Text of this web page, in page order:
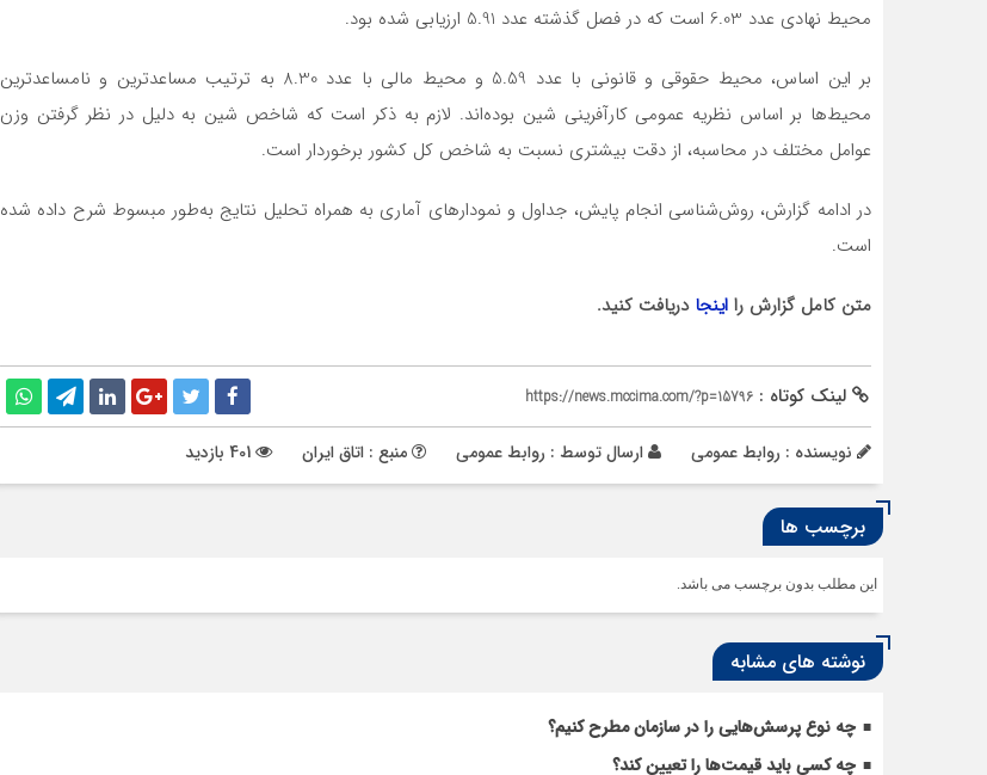
محیط نهادی عدد 6.03 است که در فصل گذشته عدد 5.91 ارزیابی شده بود.
بر این اساس، محیط حقوقی و قانونی با عدد 5.59 و محیط مالی با عدد 8.30 به ترتیب مساعدترین و نامساعدترین
محیط‌ها بر اساس نظریه عمومی کارآفرینی شین بوده‌اند. لازم به ذکر است که شاخص شین به دلیل در نظر گرفتن وزن
عوامل مختلف در محاسبه، از دقت بیشتری نسبت به شاخص کل کشور برخوردار است.
در ادامه گزارش، روش‌شناسی انجام پایش، جداول و نمودارهای آماری به همراه تحلیل نتایج به‌طور مبسوط شرح داده شده
است.
متن کامل گزارش را اینجا دریافت کنید.
لینک کوتاه : https://news.mccima.com/?p=15796
نویسنده : روابط عمومی ارسال توسط : روابط عمومی منبع : اتاق ایران
برچسب ها
این مطلب بدون برچسب می باشد.
نوشته های مشابه
چه نوع پرسش‌هایی را در سازمان مطرح کنیم؟
چه کسی باید قیمت‌ها را تعیین کند؟